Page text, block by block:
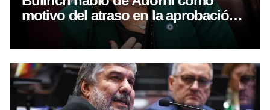
motivo del atraso en la aprobación
de la ley de propiedad privada